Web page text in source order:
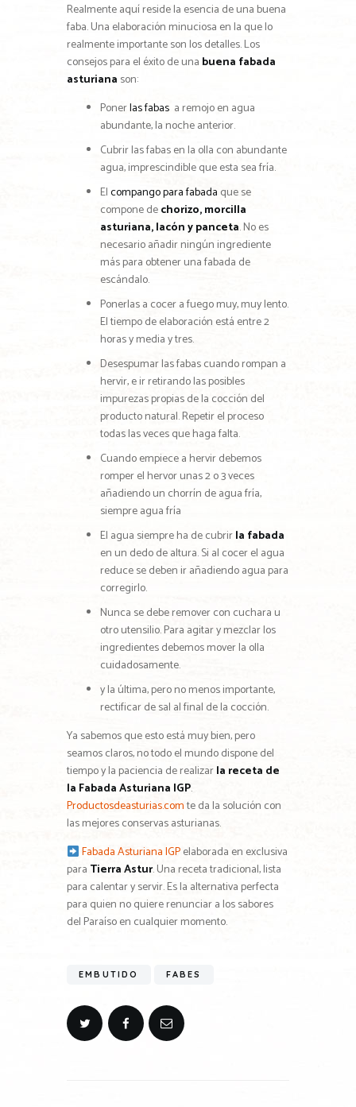
Realmente aquí reside la esencia de una buena
faba. Una elaboración minuciosa en la que lo
realmente importante son los detalles. Los
consejos para el éxito de una buena fabada
asturiana son:
Ponerlas fabas a remojo en agua
abundante, la noche anterior.
Cubrir las fabas en la olla con abundante
agua, imprescindible que esta sea fría.
Elcompango para fabada que se
compone dechorizo, morcilla
asturiana, lacón y panceta. No es
necesario añadir ningún ingrediente
más para obtener una fabada de
escándalo.
Ponerlas a cocer a fuego muy, muy lento.
El tiempo de elaboración está entre 2
horas y media y tres.
Desespumar las fabas cuando rompan a
hervir, e ir retirando las posibles
impurezas propias de la cocción del
producto natural. Repetir el proceso
todas las veces que haga falta.
Cuando empiece a hervir debemos
romper el hervor unas 2 o 3 veces
añadiendo un chorrín de agua fría,
siempre agua fría
El agua siempre ha de cubrirla fabada
en un dedo de altura. Si al cocer el agua
reduce se deben ir añadiendo agua para
corregirlo.
Nunca se debe remover con cuchara u
otro utensilio. Para agitar y mezclar los
ingredientes debemos mover la olla
cuidadosamente.
y la última, pero no menos importante,
rectificar de sal al final de la cocción.
Ya sabemos que esto está muy bien, pero
seamos claros, no todo el mundo dispone del
tiempo y la paciencia de realizarla receta de
la Fabada Asturiana IGP.
Productosdeasturias.comte da la solución con
las mejores conservas asturianas.
Fabada Asturiana IGPelaborada en exclusiva
para Tierra Astur. Una receta tradicional, lista
para calentar y servir. Es la alternativa perfecta
para quien no quiere renunciar a los sabores
del Paraíso en cualquier momento.
EMBUTIDO FABES